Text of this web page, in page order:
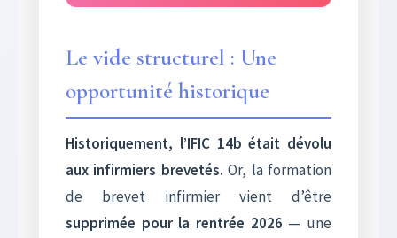
Le vide structurel : Une
opportunité historique
Historiquement, l’IFIC 14b était dévolu
aux infirmiers brevetés. Or, la formation
de brevet infirmier vient d’être
supprimée pour la rentrée 2026 — une